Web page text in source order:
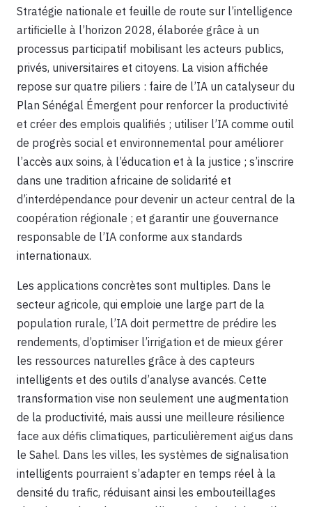
Stratégie nationale et feuille de route sur l’intelligence
artificielle à l’horizon 2028, élaborée grâce à un
processus participatif mobilisant les acteurs publics,
privés, universitaires et citoyens. La vision affichée
repose sur quatre piliers : faire de l’IA un catalyseur du
Plan Sénégal Émergent pour renforcer la productivité
et créer des emplois qualifiés ; utiliser l’IA comme outil
de progrès social et environnemental pour améliorer
l’accès aux soins, à l’éducation et à la justice ; s’inscrire
dans une tradition africaine de solidarité et
d’interdépendance pour devenir un acteur central de la
coopération régionale ; et garantir une gouvernance
responsable de l’IA conforme aux standards
internationaux.
Les applications concrètes sont multiples. Dans le
secteur agricole, qui emploie une large part de la
population rurale, l’IA doit permettre de prédire les
rendements, d’optimiser l’irrigation et de mieux gérer
les ressources naturelles grâce à des capteurs
intelligents et des outils d’analyse avancés. Cette
transformation vise non seulement une augmentation
de la productivité, mais aussi une meilleure résilience
face aux défis climatiques, particulièrement aigus dans
le Sahel. Dans les villes, les systèmes de signalisation
intelligents pourraient s’adapter en temps réel à la
densité du trafic, réduisant ainsi les embouteillages